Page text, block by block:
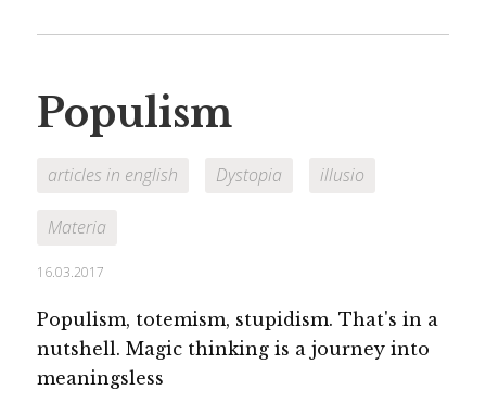
Populism
articles in english Dystopia illusio
Materia
16.03.2017
Populism, totemism, stupidism. That's in a
nutshell. Magic thinking is a journey into
meaningsless